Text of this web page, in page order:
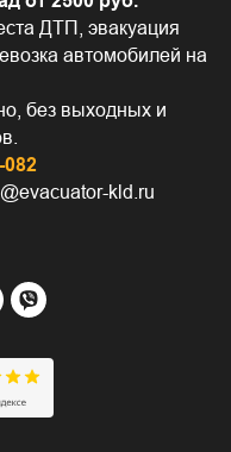
ДТП, эвакуация
автомобилей на
без выходных и
082
kld.ru